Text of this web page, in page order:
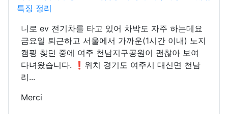
특징 정리
니로 ev 전기차를 타고 있어 차박도 자주 하는데요
금요일 퇴근하고 서울에서 가까운(1시간 이내) 노지
캠핑 찾던 중에 여주 천남지구공원이 괜찮아 보여
다녀왔습니다. ❗️위치 경기도 여주시 대신면 천남
리...
Merci